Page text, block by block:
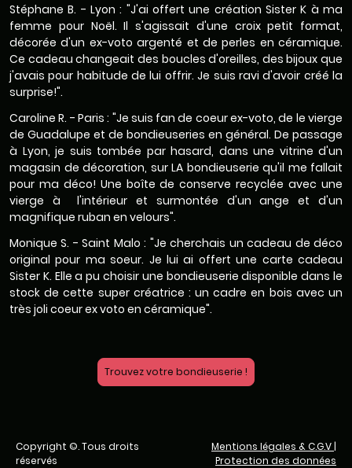
Stéphane B. - Lyon : "J'ai offert une création Sister K à ma
femme pour Noël. Il s'agissait d'une croix petit format,
décorée d'un ex-voto argenté et de perles en céramique.
Ce cadeau changeait des boucles d'oreilles, des bijoux que
j'avais pour habitude de lui offrir. Je suis ravi d'avoir créé la
surprise!".
Caroline R. - Paris : "Je suis fan de coeur ex-voto, de le vierge
de Guadalupe et de bondieuseries en général. De passage
à Lyon, je suis tombée par hasard, dans une vitrine d'un
magasin de décoration, sur LA bondieuserie qu'il me fallait
pour ma déco! Une boîte de conserve recyclée avec une
vierge à l'intérieur et surmontée d'un ange et d'un
magnifique ruban en velours".
Monique S. - Saint Malo : "Je cherchais un cadeau de déco
original pour ma soeur. Je lui ai offert une carte cadeau
Sister K. Elle a pu choisir une bondieuserie disponible dans le
stock de cette super créatrice : un cadre en bois avec un
très joli coeur ex voto en céramique".
Trouvez votre bondieuserie !
Copyright ©. Tous droits
réservés
Mentions légales & C.G.V |
Protection des données